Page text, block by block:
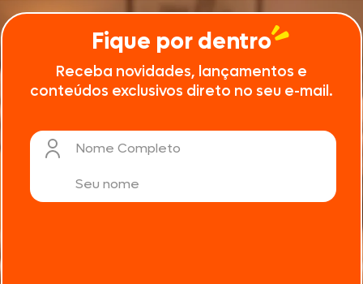
Fique por dentro
Receba novidades, lançamentos e
conteúdos exclusivos direto no seu e-mail.
Nome Completo